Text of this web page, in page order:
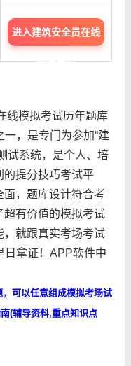
进入建筑安全员在线
题库中心
线模拟考试历年题库
，是专门为参加“建
试系统，是个人、培
的提分技巧考试平
，题库设计符合考
有价值的模拟考试
就跟真实考场考试
日拿证！APP软件中
可以任意组成模拟考场试
(辅导资料,重点知识点